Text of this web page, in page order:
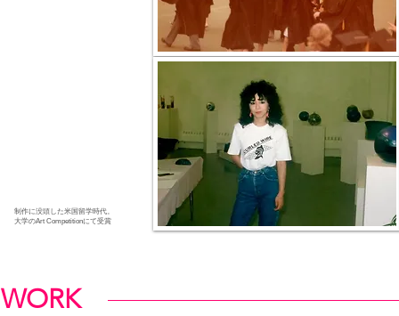
制作に没頭した米国留学時代。
大学のArt Competitionにて受賞
WORK